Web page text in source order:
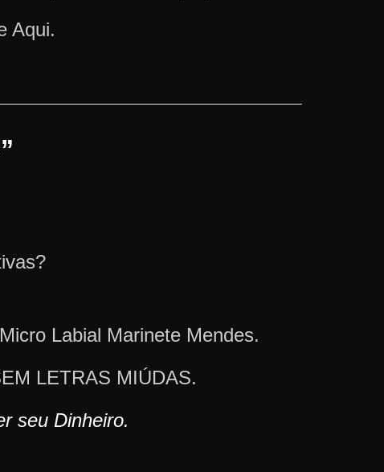
Aqui.
Labial Marinete Mendes.
LETRAS MIÚDAS.
seu Dinheiro.